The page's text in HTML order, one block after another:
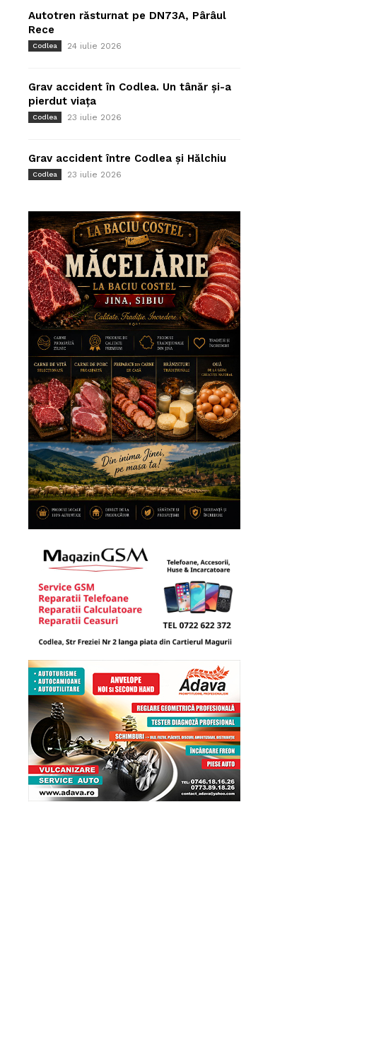
Autotren răsturnat pe DN73A, Pârâul
Rece
Codlea 24 iulie 2026
Grav accident în Codlea. Un tânăr și-a
pierdut viața
Codlea 23 iulie 2026
Grav accident între Codlea și Hălchiu
Codlea 23 iulie 2026